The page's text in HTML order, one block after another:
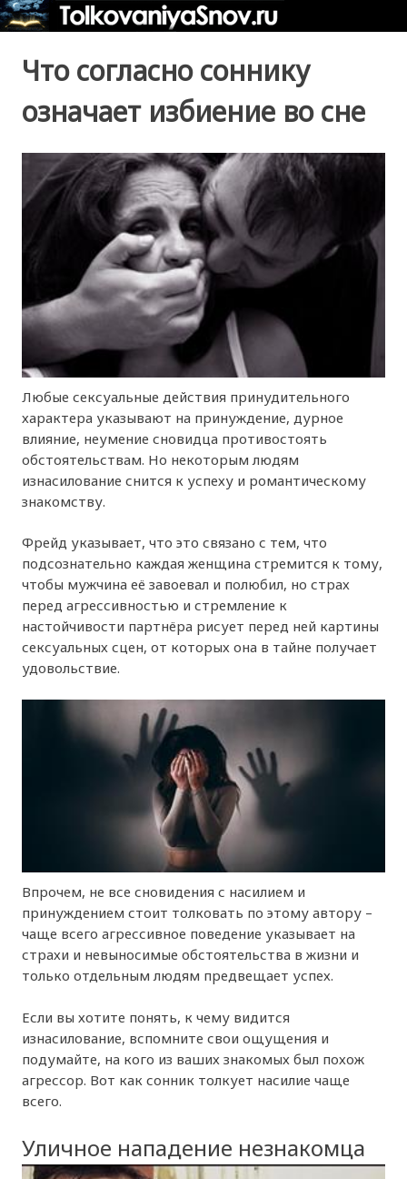
Что согласно соннику
означает избиение во сне
Любые сексуальные действия принудительного
характера указывают на принуждение, дурное
влияние, неумение сновидца противостоять
обстоятельствам. Но некоторым людям
изнасилование снится к успеху и романтическому
знакомству.
Фрейд указывает, что это связано с тем, что
подсознательно каждая женщина стремится к тому,
чтобы мужчина её завоевал и полюбил, но страх
перед агрессивностью и стремление к
настойчивости партнёра рисует перед ней картины
сексуальных сцен, от которых она в тайне получает
удовольствие.
Впрочем, не все сновидения с насилием и
принуждением стоит толковать по этому автору –
чаще всего агрессивное поведение указывает на
страхи и невыносимые обстоятельства в жизни и
только отдельным людям предвещает успех.
Если вы хотите понять, к чему видится
изнасилование, вспомните свои ощущения и
подумайте, на кого из ваших знакомых был похож
агрессор. Вот как сонник толкует насилие чаще
всего.
Уличное нападение незнакомца